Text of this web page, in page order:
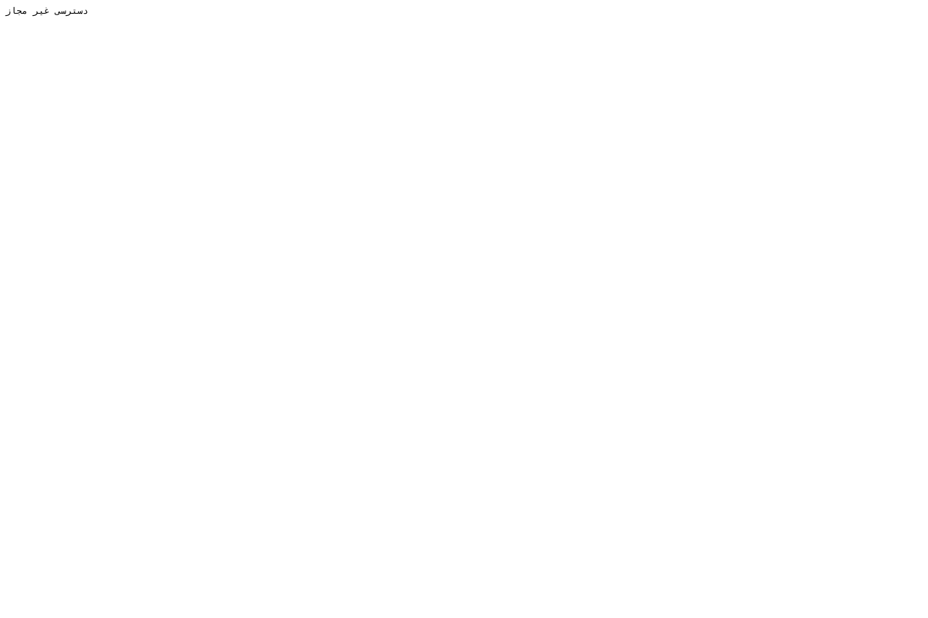
دسترسی غیر مجاز